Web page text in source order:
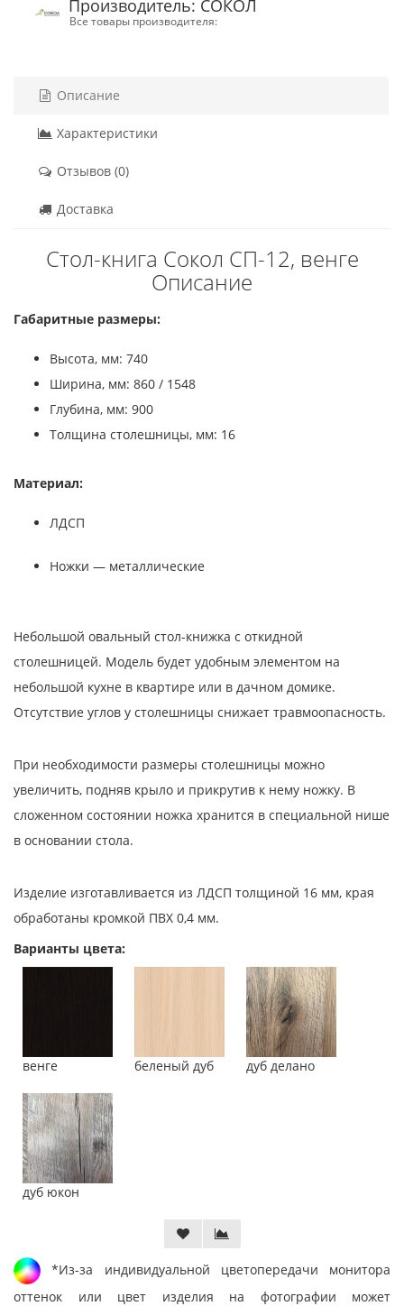
Производитель: СОКОЛ
Все товары производителя:
Описание
Характеристики
Отзывов (0)
Доставка
Стол-книга Сокол СП-12, венге
Описание
Габаритные размеры:
Высота, мм: 740
Ширина, мм: 860 / 1548
Глубина, мм: 900
Толщина столешницы, мм: 16
Материал:
ЛДСП
Ножки — металлические
Небольшой овальный стол-книжка с откидной
столешницей. Модель будет удобным элементом на
небольшой кухне в квартире или в дачном домике.
Отсутствие углов у столешницы снижает травмоопасность.
При необходимости размеры столешницы можно
увеличить, подняв крыло и прикрутив к нему ножку. В
сложенном состоянии ножка хранится в специальной нише
в основании стола.
Изделие изготавливается из ЛДСП толщиной 16 мм, края
обработаны кромкой ПВХ 0,4 мм.
Варианты цвета:
венге беленый дуб дуб делано
дуб юкон
*Из-за индивидуальной цветопередачи монитора
оттенок или цвет изделия на фотографии может